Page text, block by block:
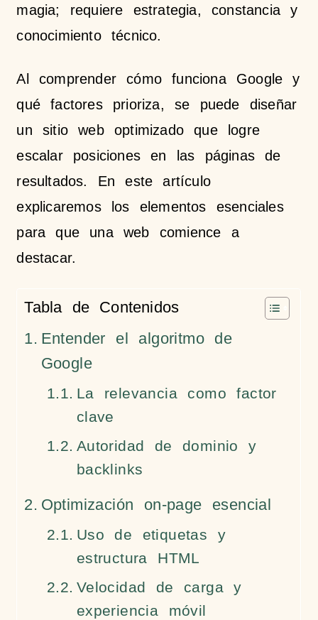
magia; requiere estrategia, constancia y
conocimiento técnico.
Al comprender cómo funciona Google y
qué factores prioriza, se puede diseñar
un sitio web optimizado que logre
escalar posiciones en las páginas de
resultados. En este artículo
explicaremos los elementos esenciales
para que una web comience a
destacar.
Tabla de Contenidos
Entender el algoritmo de
Google
La relevancia como factor
clave
Autoridad de dominio y
backlinks
Optimización on-page esencial
Uso de etiquetas y
estructura HTML
Velocidad de carga y
experiencia móvil